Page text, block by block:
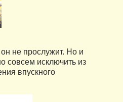
не прослужит. Но и
совсем исключить из
впускного